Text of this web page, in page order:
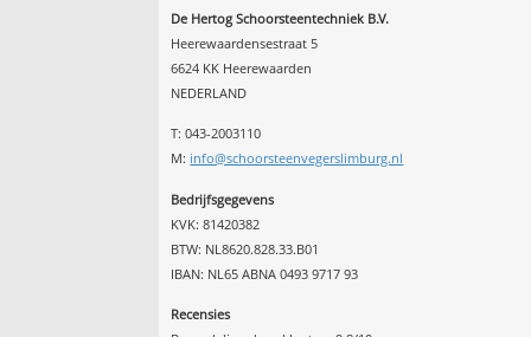
De Hertog Schoorsteentechniek B.V.
Heerewaardensestraat 5
6624 KK Heerewaarden
NEDERLAND
T: 043-2003110
M: info@schoorsteenvegerslimburg.nl
Bedrijfsgegevens
KVK: 81420382
BTW: NL8620.828.33.B01
IBAN: NL65 ABNA 0493 9717 93
Recensies